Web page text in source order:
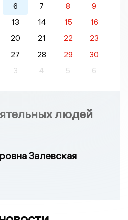
6 7 8
9
13 14 15
16
20 21 22
23
27 28 29
30
3 4 5 6
людей
Залевская